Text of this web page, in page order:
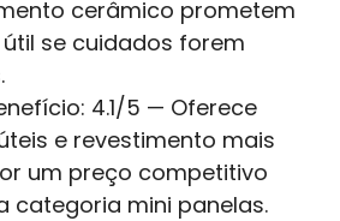
cerâmico prometem
se cuidados forem
4.1/5 — Oferece
e revestimento mais
um preço competitivo
categoria mini panelas.